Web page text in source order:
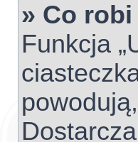
» Co
Funkcja